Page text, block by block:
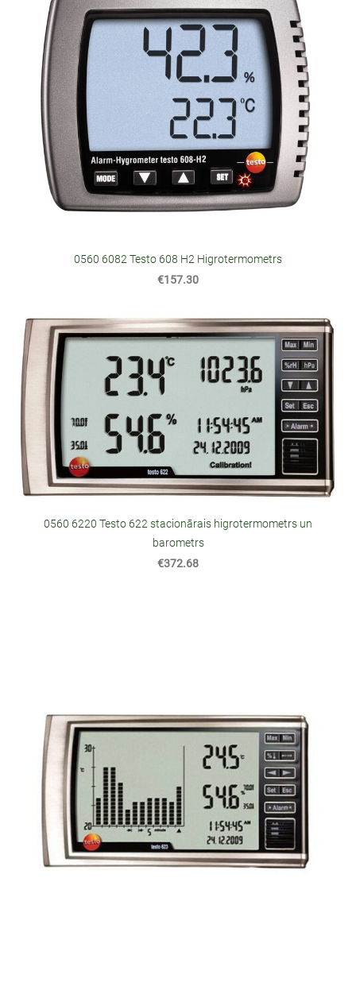
0560 6082 Testo 608 H2 Higrotermometrs
€157.30
0560 6220 Testo 622 stacionārais higrotermometrs un
barometrs
€372.68